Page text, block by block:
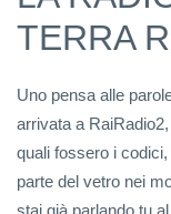
TERRA
Uno pensa alle
arrivata a
quali fossero i codici,
parte del vetro nei
stai già parlando tu